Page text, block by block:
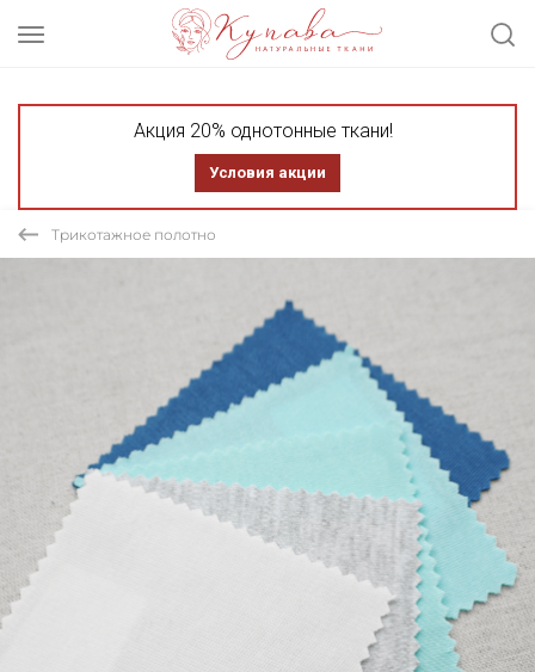
Акция 20% однотонные ткани!
Условия акции
Трикотажное полотно